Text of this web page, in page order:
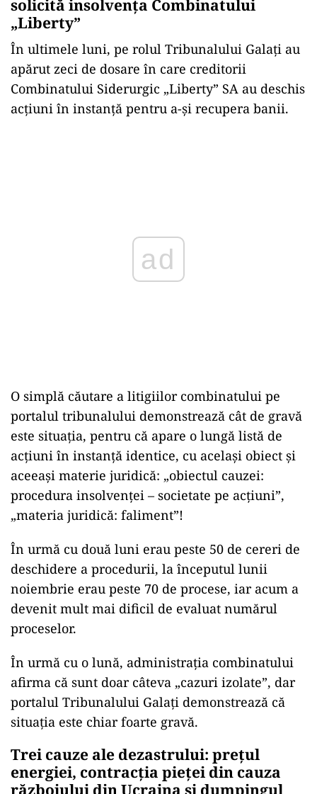
solicită insolvența Combinatului
„Liberty”
În ultimele luni, pe rolul Tribunalului Galați au
apărut zeci de dosare în care creditorii
Combinatului Siderurgic „Liberty” SA au deschis
acțiuni în instanță pentru a-și recupera banii.
ad
O simplă căutare a litigiilor combinatului pe
portalul tribunalului demonstrează cât de gravă
este situația, pentru că apare o lungă listă de
acțiuni în instanță identice, cu același obiect și
aceeași materie juridică: „obiectul cauzei:
procedura insolvenței – societate pe acțiuni”,
„materia juridică: faliment”!
În urmă cu două luni erau peste 50 de cereri de
deschidere a procedurii, la începutul lunii
noiembrie erau peste 70 de procese, iar acum a
devenit mult mai dificil de evaluat numărul
proceselor.
În urmă cu o lună, administrația combinatului
afirma că sunt doar câteva „cazuri izolate”, dar
portalul Tribunalului Galați demonstrează că
situația este chiar foarte gravă.
Trei cauze ale dezastrului: prețul
energiei, contracția pieței din cauza
războiului din Ucraina și dumpingul